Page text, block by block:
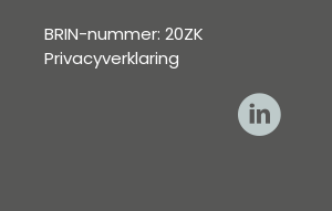
BRIN-nummer: 20ZK
Privacyverklaring